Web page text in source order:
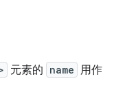
元素的 name 用作